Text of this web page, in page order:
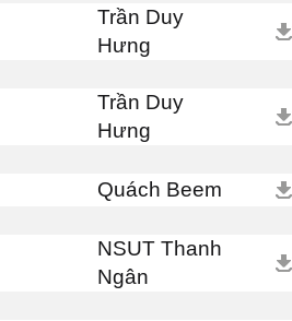
Trần Duy
Hưng
Trần Duy
Hưng
Quách Beem
NSUT Thanh
Ngân